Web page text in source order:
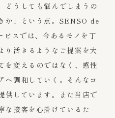
どうしても悩んでしまうの
か」という点。SENSO de
スでは、今あるモノを丁
り活きるようなご提案を大
を変えるのではなく、感性
へ調和していく。そんなコ
しています。
また当店で
な接客を心掛けているた